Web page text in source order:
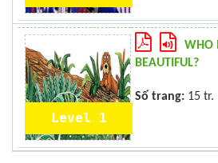
Level 1
WHO
BEAUTIFUL?
Số trang: 15 tr.